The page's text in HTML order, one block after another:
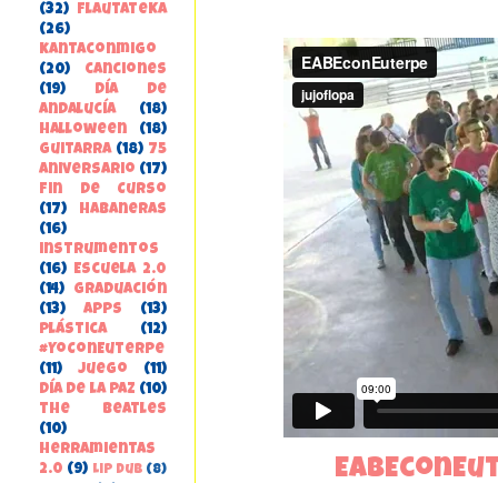
(32)
FlautateKa
(26)
kantaconmigo
(20)
canciones
(19)
Día de
Andalucía
(18)
Halloween
(18)
guitarra (18) 75
aniversario (17)
Fin de Curso
(17)
habaneras
(16)
instrumentos
(16) Escuela 2.0
(14)
Graduación
(13)
apps
(13)
Plástica
(12)
#YoConEuterpe
(11)
juego
(11)
Día de la Paz (10)
the beatles
(10)
herramientas
2.0 (9) Lip Dub (8)